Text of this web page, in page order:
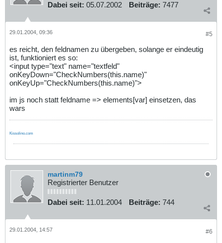
Dabei seit: 05.07.2002 Beiträge: 7477
#5
29.01.2004, 09:36
es reicht, den feldnamen zu übergeben, solange er eindeutig
ist, funktioniert es so:
<input type="text" name="textfeld"
onKeyDown="CheckNumbers(this.name)"
onKeyUp="CheckNumbers(this.name)">
im js noch statt feldname => elements[var] einsetzen, das
wars
Kissolino.com
martinm79
Registrierter Benutzer
Dabei seit: 11.01.2004 Beiträge: 744
#6
29.01.2004, 14:57